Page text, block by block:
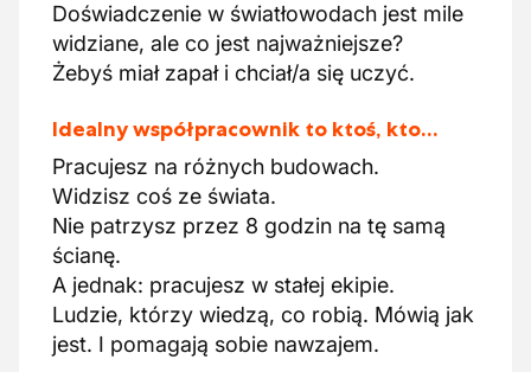
Doświadczenie w światłowodach jest mile
widziane, ale co jest najważniejsze?
Żebyś miał zapał i chciał/a się uczyć.
Idealny współpracownik to ktoś, kto…
Pracujesz na różnych budowach.
Widzisz coś ze świata.
Nie patrzysz przez 8 godzin na tę samą
ścianę.
A jednak: pracujesz w stałej ekipie.
Ludzie, którzy wiedzą, co robią. Mówią jak
jest. I pomagają sobie nawzajem.